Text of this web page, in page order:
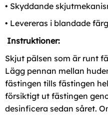
• Skyddande
• Levereras i blandade
Instruktioner:
Skjut pälsen som är runt
Lägg pennan mellan
fästingen tills fästingen
försiktigt ut fästingen
desinficera sedan såret.